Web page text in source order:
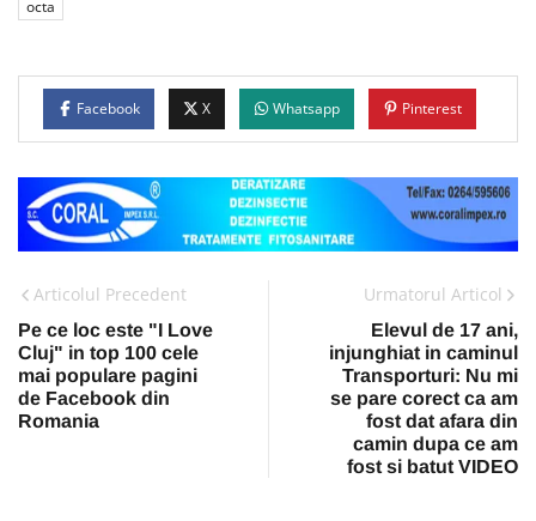
octa
Facebook X Whatsapp Pinterest
Articolul Precedent
Pe ce loc este "I Love
Cluj" in top 100 cele
mai populare pagini
de Facebook din
Romania
Urmatorul Articol
Elevul de 17 ani,
injunghiat in caminul
Transporturi: Nu mi
se pare corect ca am
fost dat afara din
camin dupa ce am
fost si batut VIDEO